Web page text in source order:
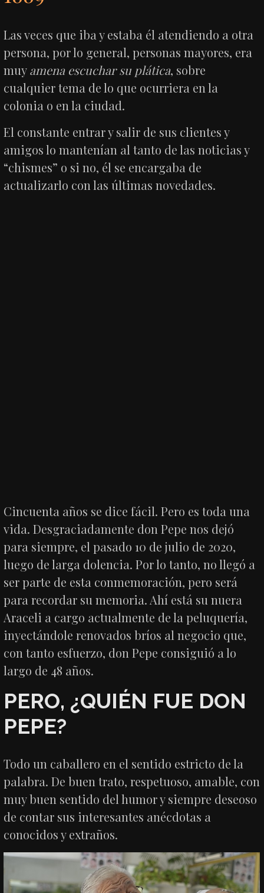
Las veces que iba y estaba él atendiendo a otra
persona, por lo general, personas mayores, era
muyamena escuchar su plática, sobre
cualquier tema de lo que ocurriera en la
colonia o en la ciudad.
El constante entrar y salir de sus clientes y
amigos lo mantenían al tanto de las noticias y
“chismes” o si no, él se encargaba de
actualizarlo con las últimas novedades.
Cincuenta años se dice fácil. Pero es toda una
vida. Desgraciadamente don Pepe nos dejó
para siempre, el pasado 10 de julio de 2020,
luego de larga dolencia. Por lo tanto, no llegó a
ser parte de esta conmemoración, pero será
para recordar su memoria. Ahí está su nuera
Araceli a cargo actualmente de la peluquería,
inyectándole renovados bríos al negocio que,
con tanto esfuerzo, don Pepe consiguió a lo
largo de 48 años.
PERO, ¿QUIÉN FUE DON
PEPE?
Todo un caballero en el sentido estricto de la
palabra. De buen trato, respetuoso, amable, con
muy buen sentido del humor y siempre deseoso
de contar sus interesantes anécdotas a
conocidos y extraños.